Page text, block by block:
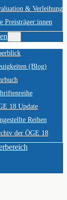
& Verleihung
Preisträger:innen
(Blog)
18 Update
Reihen
der ÖGE 18